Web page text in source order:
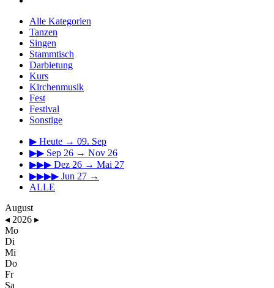
Alle Kategorien
Tanzen
Singen
Stammtisch
Darbietung
Kurs
Kirchenmusik
Fest
Festival
Sonstige
▶ Heute → 09. Sep
▶▶ Sep 26 → Nov 26
▶▶▶ Dez 26 → Mai 27
▶▶▶▶ Jun 27 →
ALLE
August
◂ 2026 ▸
Mo
Di
Mi
Do
Fr
Sa